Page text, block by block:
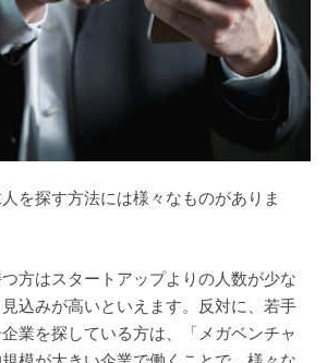
を探す方法には様々なものがありま
方はスタートアップよりの人数が少な
込みが高いといえます。反対に、若手
業を探している方は、「メガベンチャ